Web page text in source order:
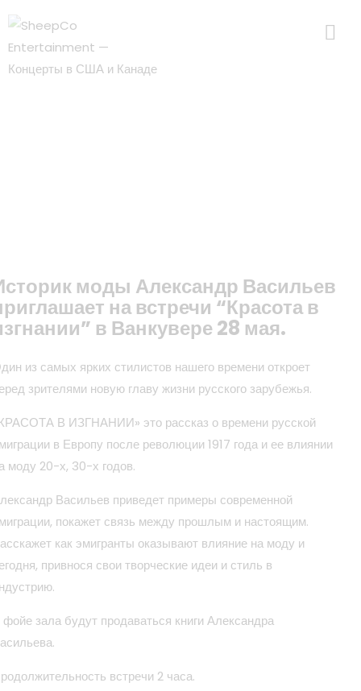
моды Александр Васильев
на встречи “Красота в
в Ванкувере 28 мая.
из самых ярких стилистов нашего времени откроет
зрителями новую главу жизни русского зарубежья.
В ИЗГНАНИИ» это рассказ о времени русской
в Европу после революции 1917 года и ее влиянии
моду 20-х, 30-х годов.
Васильев приведет примеры современной
покажет связь между прошлым и настоящим.
как эмигранты оказывают влияние на моду и
привнося свои творческие идеи и стиль в
зала будут продаваться книги Александра
встречи 2 часа.